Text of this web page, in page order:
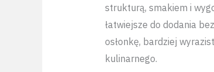
strukturą, smakiem i
łatwiejsze do dodania
osłonkę, bardziej
kulinarnego.